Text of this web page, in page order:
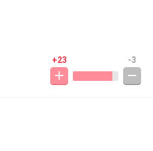
+23 -3